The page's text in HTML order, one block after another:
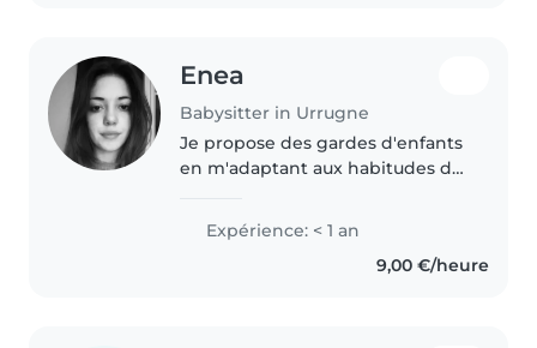
Enea
Babysitter in Urrugne
Je propose des gardes d'enfants
en m'adaptant aux habitudes de
organisée, je veille au bon
déroulement des moments du
quotidien (repas, devoirs,
Expérience: < 1 an
9,00 €/heure